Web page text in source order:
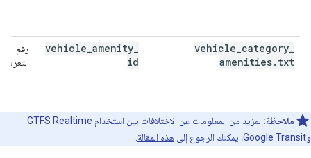
vehicle category
amenities. txt
vehicle amenity
id
رقم
التعريف
ملاحظة:
لمزيد من المعلومات عن الاختلافات بين استخدام GTFS Realtime
وGoogle Transit، يمكنك الرجوع إلى
هذه المقالة